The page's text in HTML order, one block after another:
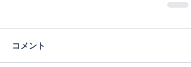
コメント